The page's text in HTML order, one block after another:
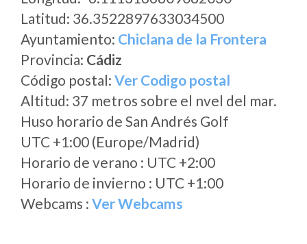
Latitud: 36.3522897633034500
Ayuntamiento: Chiclana de la Frontera
Provincia: Cádiz
Código postal: Ver Codigo postal
Altitud: 37 metros sobre el nvel del mar.
Huso horario de San Andrés Golf
UTC +1:00 (Europe/Madrid)
Horario de verano : UTC +2:00
Horario de invierno : UTC +1:00
Webcams : Ver Webcams